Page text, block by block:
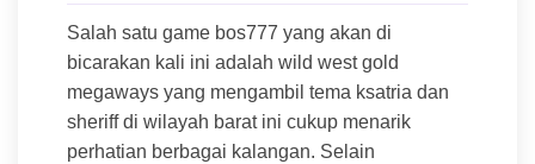
Salah satu game bos777 yang akan di
bicarakan kali ini adalah wild west gold
megaways yang mengambil tema ksatria dan
sheriff di wilayah barat ini cukup menarik
perhatian berbagai kalangan. Selain